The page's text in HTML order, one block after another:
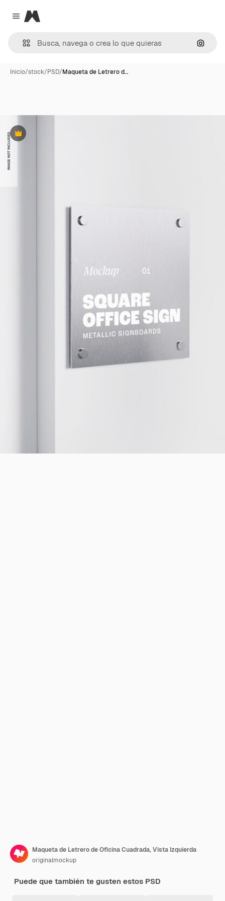
Close menu
Magnific
Inicio/stock/PSD/Maqueta de Letrero d…
Premium
Maqueta de Letrero de Oficina Cuadrada, Vista Izquierda
originalmockup
Puede que también te gusten estos PSD